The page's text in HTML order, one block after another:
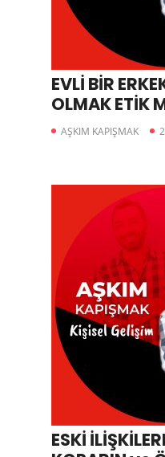
EVLİ BİR
OLMAK ETİK
AŞKIM KAPIŞMAK
ESKİ